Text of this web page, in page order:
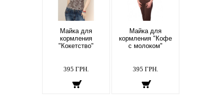
Майка для
кормления
"Кокетство"
395 ГРН.
Майка для
кормления "Кофе
с молоком"
395 ГРН.